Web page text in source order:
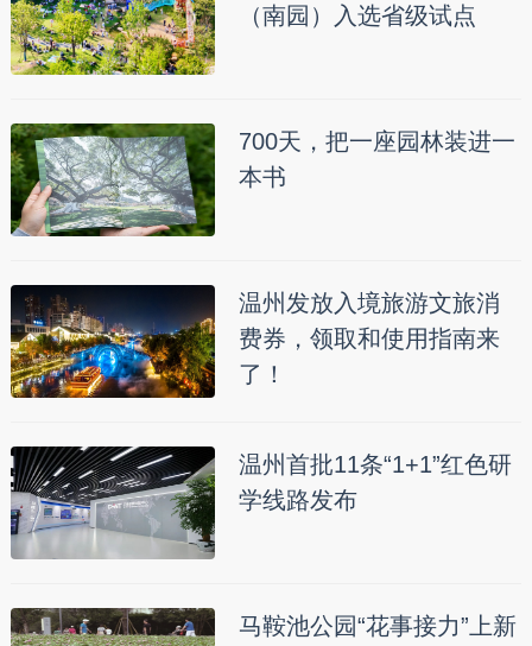
（南园）入选省级试点
700天，把一座园林装进一
本书
温州发放入境旅游文旅消
费券，领取和使用指南来
了！
温州首批11条“1+1”红色研
学线路发布
马鞍池公园“花事接力”上新